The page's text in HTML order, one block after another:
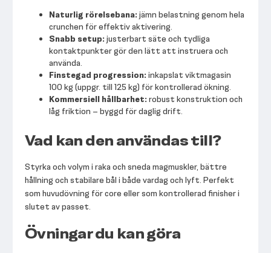
Naturlig rörelsebana: jämn belastning genom hela
crunchen för effektiv aktivering.
Snabb setup: justerbart säte och tydliga
kontaktpunkter gör den lätt att instruera och
använda.
Finstegad progression: inkapslat viktmagasin
100 kg (uppgr. till 125 kg) för kontrollerad ökning.
Kommersiell hållbarhet: robust konstruktion och
låg friktion – byggd för daglig drift.
Vad kan den användas till?
Styrka och volym i raka och sneda magmuskler, bättre
hållning och stabilare bål i både vardag och lyft. Perfekt
som huvudövning för core eller som kontrollerad finisher i
slutet av passet.
Övningar du kan göra